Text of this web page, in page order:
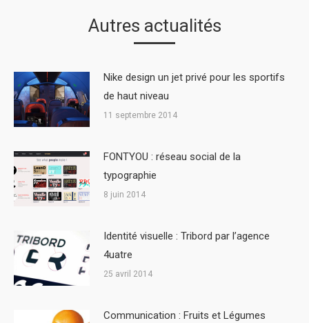
Autres actualités
Nike design un jet privé pour les sportifs
de haut niveau
11 septembre 2014
FONTYOU : réseau social de la
typographie
8 juin 2014
Identité visuelle : Tribord par l’agence
4uatre
25 avril 2014
Communication : Fruits et Légumes